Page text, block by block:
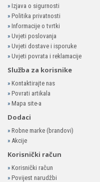
» Izjava o sigurnosti
» Politika privatnosti
» Informacije o tvrtki
» Uvjeti poslovanja
» Uvjeti dostave i isporuke
» Uvjeti povrata i reklamacije
Služba za korisnike
» Kontaktirajte nas
» Povrati artikala
» Mapa site-a
Dodaci
» Robne marke (brandovi)
» Akcije
Korisnički račun
» Korisnički račun
» Povijest narudžbi